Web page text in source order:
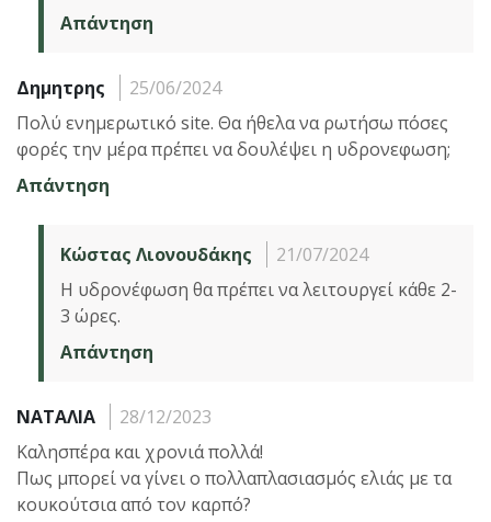
Απάντηση
Δημητρης
25/06/2024
Πολύ ενημερωτικό site. Θα ήθελα να ρωτήσω πόσες
φορές την μέρα πρέπει να δουλέψει η υδρονεφωση;
Απάντηση
Κώστας Λιονουδάκης
21/07/2024
Η υδρονέφωση θα πρέπει να λειτουργεί κάθε 2-
3 ώρες.
Απάντηση
ΝΑΤΑΛΙΑ
28/12/2023
Καλησπέρα και χρονιά πολλά!
Πως μπορεί να γίνει ο πολλαπλασιασμός ελιάς με τα
κουκούτσια από τον καρπό?